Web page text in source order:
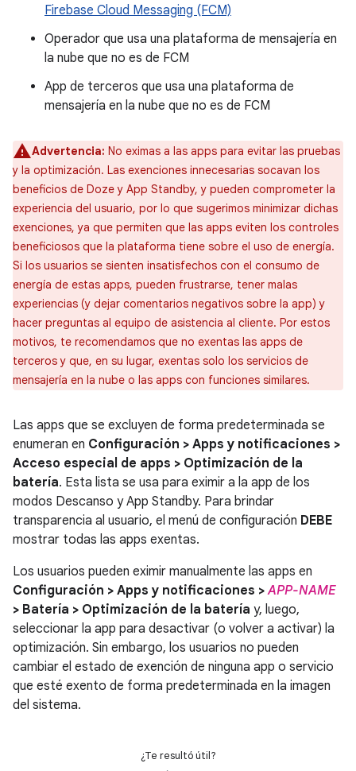
Firebase Cloud Messaging (FCM)
Operador que usa una plataforma de mensajería en
la nube que no es de FCM
App de terceros que usa una plataforma de
mensajería en la nube que no es de FCM
Advertencia: No eximas a las apps para evitar las pruebas
y la optimización. Las exenciones innecesarias socavan los
beneficios de Doze y App Standby, y pueden comprometer la
experiencia del usuario, por lo que sugerimos minimizar dichas
exenciones, ya que permiten que las apps eviten los controles
beneficiosos que la plataforma tiene sobre el uso de energía.
Si los usuarios se sienten insatisfechos con el consumo de
energía de estas apps, pueden frustrarse, tener malas
experiencias (y dejar comentarios negativos sobre la app) y
hacer preguntas al equipo de asistencia al cliente. Por estos
motivos, te recomendamos que no exentas las apps de
terceros y que, en su lugar, exentas solo los servicios de
mensajería en la nube o las apps con funciones similares.
Las apps que se excluyen de forma predeterminada se
enumeran en Configuración > Apps y notificaciones >
Acceso especial de apps > Optimización de la
batería. Esta lista se usa para eximir a la app de los
modos Descanso y App Standby. Para brindar
transparencia al usuario, el menú de configuración DEBE
mostrar todas las apps exentas.
Los usuarios pueden eximir manualmente las apps en
Configuración > Apps y notificaciones >APP-NAME
> Batería > Optimización de la batería y, luego,
seleccionar la app para desactivar (o volver a activar) la
optimización. Sin embargo, los usuarios no pueden
cambiar el estado de exención de ninguna app o servicio
que esté exento de forma predeterminada en la imagen
del sistema.
¿Te resultó útil?